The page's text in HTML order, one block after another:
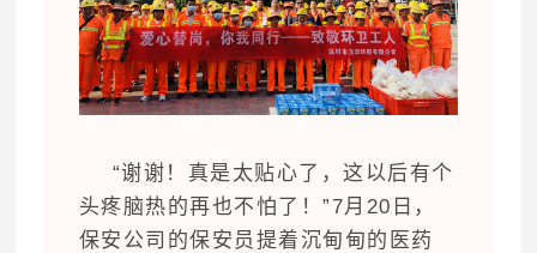
“谢谢！真是太贴心了，这以后有个
头疼脑热的再也不怕了！”7月20日，
保安公司的保安员提着沉甸甸的医药